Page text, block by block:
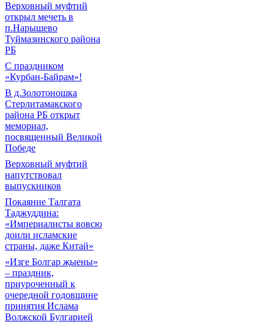
Верховный муфтий
открыл мечеть в
п.Нарышево
Туймазинского района
РБ
С праздником
«Курбан-Байрам»!
В д.Золотоношка
Стерлитамакского
района РБ открыт
мемориал,
посвященный Великой
Победе
Верховный муфтий
напутствовал
выпускников
Покаяние Талгата
Таджуддина:
«Империалисты вовсю
доили исламские
страны, даже Китай»
«Изге Болгар җыены»
– праздник,
приуроченный к
очередной годовщине
принятия Ислама
Волжской Булгарией